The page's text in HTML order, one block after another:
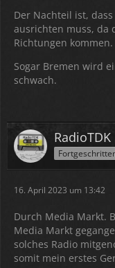
Der Nachteil ist,
ausrichten muss, da
Richtungen kommen.
Sogar Bremen wird
schwach.
RadioTDK
16. April 2023 um 13:42
Durch Media Markt.
Media Markt
solches Radio
somit mein erstes